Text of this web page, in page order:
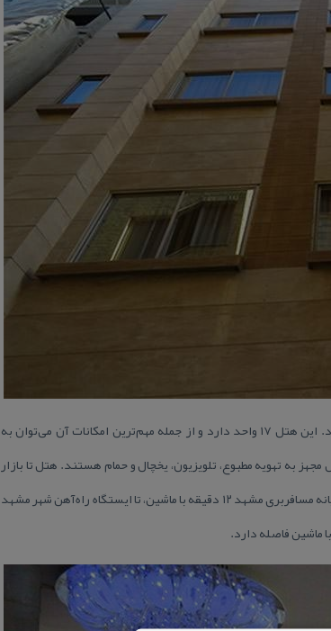
هتل آپارتمان كهربا یك هتل یك ستاره اقتصادی است و از هتل های مشهد به شمار می‌رود. این هتل ۱۷ واحد دارد و از جمله مهم‌ترین امكانات آن می‌توان به
اشاره كرد. واحدهای هتل مجهز به تهویه مطبوع، تلویزیون، یخچال و حمام هستند. هتل تا بازار
رضا ۹ دقیقه با ماشین، تا حرم امام رضا علیه السلام ۷ دقیقه با ماشین (۴ دقیقه پیاده)، تا پایانه مسافربری مشهد ۱۲ دقیقه با ماشین، تا ایستگاه راه‌آهن شهر مشهد